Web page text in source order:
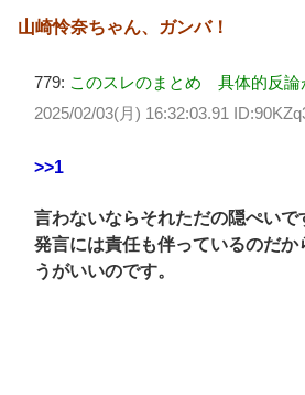
山崎怜奈ちゃん、ガンバ！
779: このスレのまとめ 具体的反論
2025/02/03(月) 16:32:03.91
>>1
言わないならそれただの隠ぺいで
発言には責任も伴っているのだか
うがいいのです。